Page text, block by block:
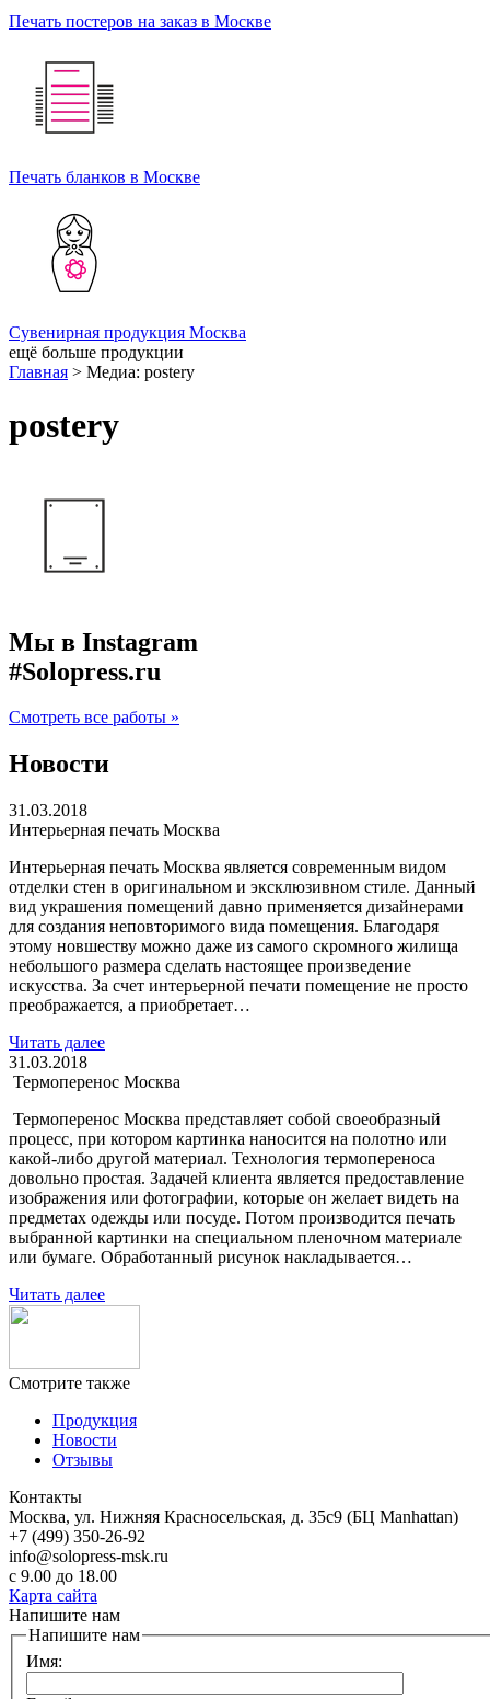
Печать постеров на заказ в Москве
Печать бланков в Москве
Сувенирная продукция Москва
ещё больше продукции
Главная > Медиа: postery
postery
Мы в Instagram
#Solopress.ru
Смотреть все работы »
Новости
31.03.2018
Интерьерная печать Москва
Интерьерная печать Москва является современным видом
отделки стен в оригинальном и эксклюзивном стиле. Данный
вид украшения помещений давно применяется дизайнерами
для создания неповторимого вида помещения. Благодаря
этому новшеству можно даже из самого скромного жилища
небольшого размера сделать настоящее произведение
искусства. За счет интерьерной печати помещение не просто
преображается, а приобретает…
Читать далее
31.03.2018
Термоперенос Москва
Термоперенос Москва представляет собой своеобразный
процесс, при котором картинка наносится на полотно или
какой-либо другой материал. Технология термопереноса
довольно простая. Задачей клиента является предоставление
изображения или фотографии, которые он желает видеть на
предметах одежды или посуде. Потом производится печать
выбранной картинки на специальном пленочном материале
или бумаге. Обработанный рисунок накладывается…
Читать далее
Смотрите также
Продукция
Новости
Отзывы
Контакты
Москва, ул. Нижняя Красносельская, д. 35с9 (БЦ Manhattan)
+7 (499) 350-26-92
info@solopress-msk.ru
с 9.00 до 18.00
Карта сайта
Напишите нам
Напишите нам
Имя: